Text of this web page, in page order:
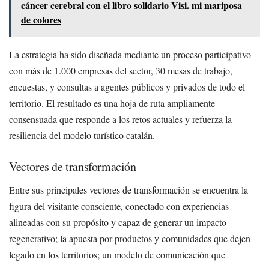
cáncer cerebral con el libro solidario Visi. mi mariposa
de colores
La estrategia ha sido diseñada mediante un proceso participativo
con más de 1.000 empresas del sector, 30 mesas de trabajo,
encuestas, y consultas a agentes públicos y privados de todo el
territorio. El resultado es una hoja de ruta ampliamente
consensuada que responde a los retos actuales y refuerza la
resiliencia del modelo turístico catalán.
Vectores de transformación
Entre sus principales vectores de transformación se encuentra la
figura del visitante consciente, conectado con experiencias
alineadas con su propósito y capaz de generar un impacto
regenerativo; la apuesta por productos y comunidades que dejen
legado en los territorios; un modelo de comunicación que